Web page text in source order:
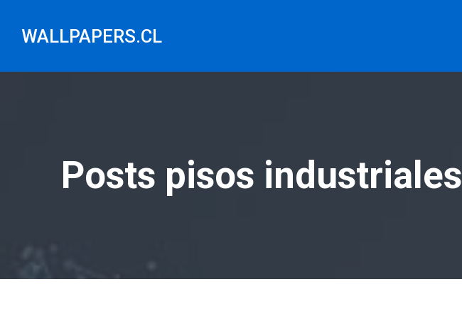
contenido
WALLPAPERS.CL
Posts pisos industriales